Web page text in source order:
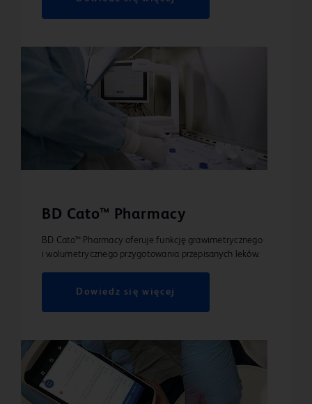
BD Cato™ Pharmacy
BD Cato™ Pharmacy oferuje funkcję grawimetrycznego
i wolumetrycznego przygotowania przepisanych leków.
Dowiedz się więcej